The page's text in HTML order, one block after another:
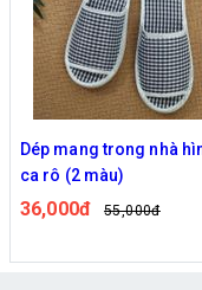
Dép massage chân đi
trong nhà
70,000đ 120,000đ